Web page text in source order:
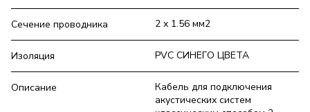
Сечение проводника 2 x 1.56 мм2
Изоляция PVC СИНЕГО ЦВЕТА
Описание
Кабель для подключения
акустических систем